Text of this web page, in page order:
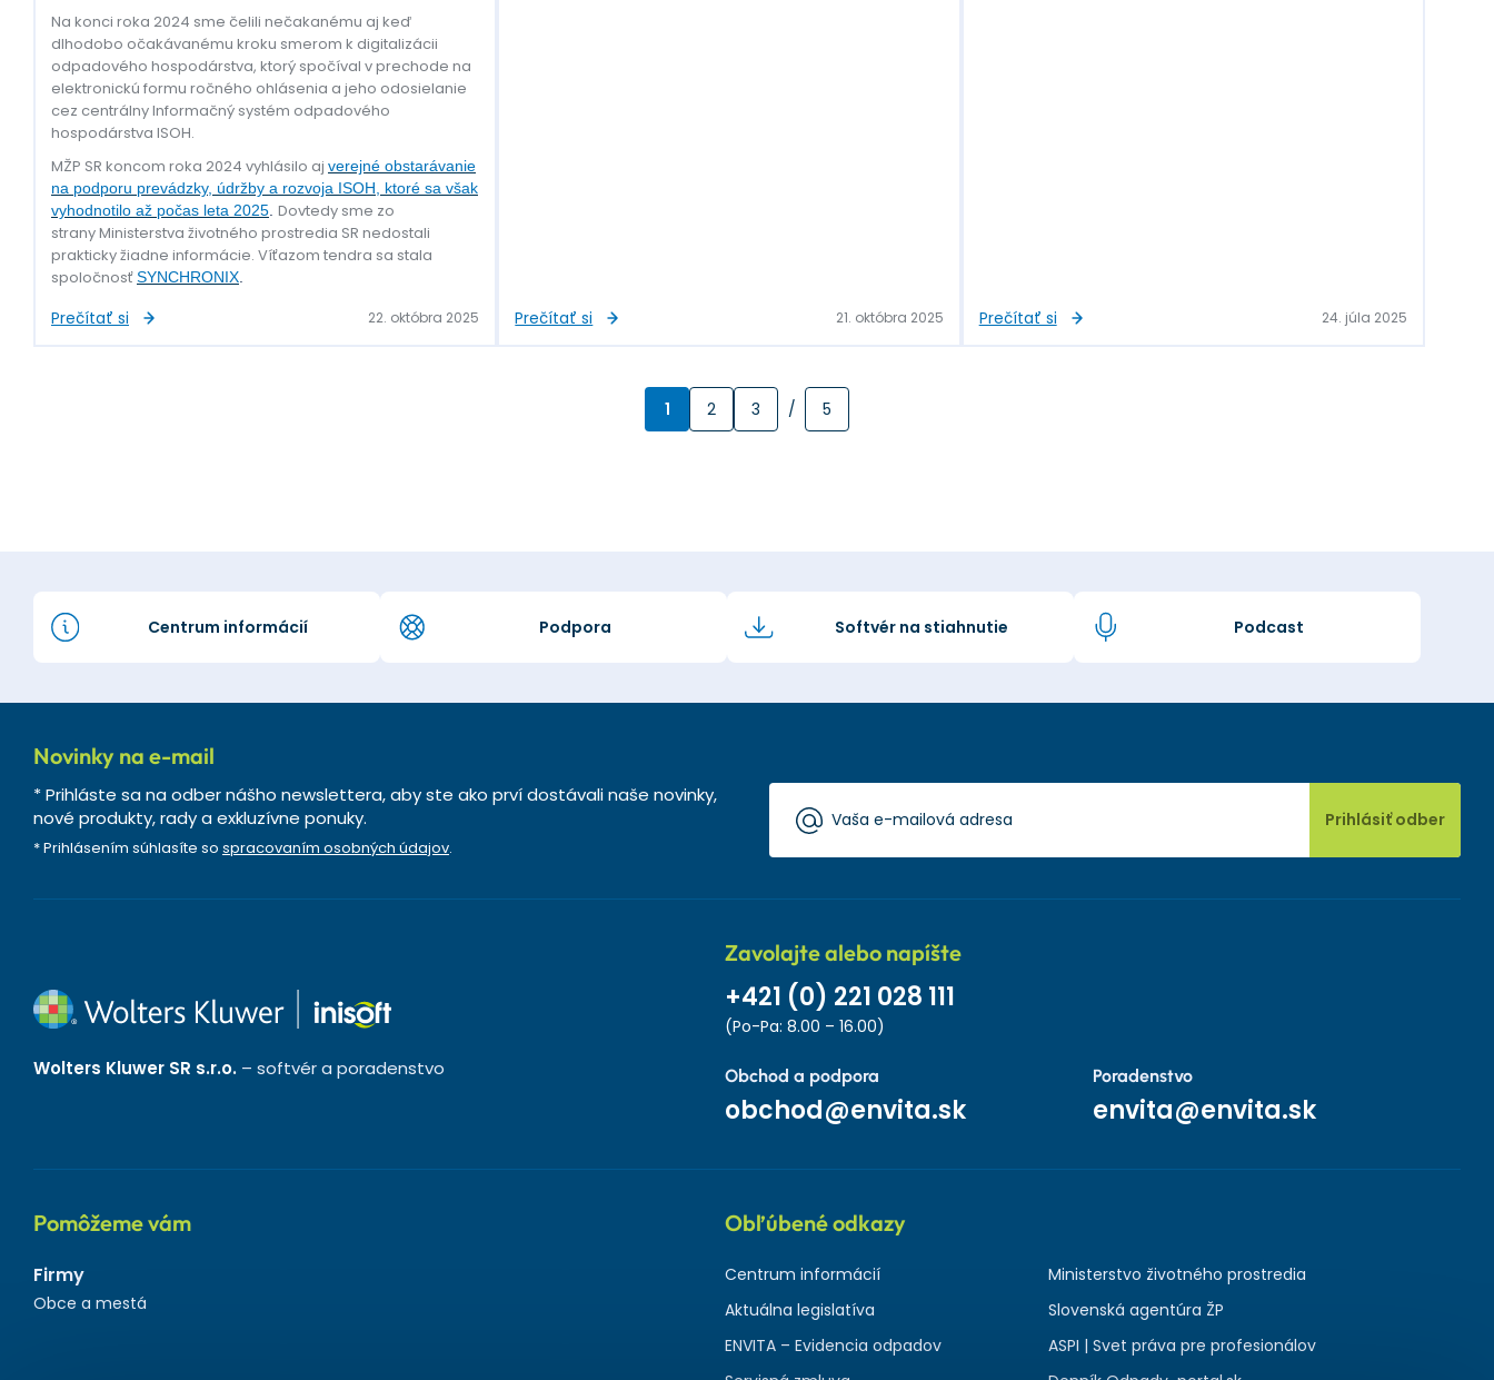
Na konci roka 2024 sme čelili nečakanému aj keď
dlhodobo očakávanému kroku smerom k digitalizácii
odpadového hospodárstva, ktorý spočíval v prechode na
elektronickú formu ročného ohlásenia a jeho odosielanie
cez centrálny Informačný systém odpadového
hospodárstva ISOH.
MŽP SR koncom roka 2024 vyhlásilo aj verejné obstarávanie
na podporu prevádzky, údržby a rozvoja ISOH , ktoré sa však
vyhodnotilo až počas leta 2025 Dovtedy sme zo
strany Ministerstva životného prostredia SR nedostali
prakticky žiadne informácie. Víťazom tendra sa stala
spoločnosťSYNCHRONIX
Prečítať si 22. októbra 2025 Prečítať si 21. októbra 2025 Prečítať si 24. júla 2025
1 2 3 / 5
Centrum informácií Podpora Softvér na stiahnutie Podcast
Novinky na e-mail
* Prihláste sa na odber nášho newslettera, aby ste ako prví dostávali naše novinky,
nové produkty, rady a exkluzívne ponuky.
* Prihlásením súhlasíte so spracovaním osobných údajov.
Prihlásiť odber
Wolters Kluwer SR s.r.o. – softvér a poradenstvo
Zavolajte alebo napíšte
+421 (0) 221 028 111
(Po-Pa: 8.00 – 16.00)
Obchod a podpora
obchod@envita.sk
Poradenstvo
envita@envita.sk
Pomôžeme vám
Firmy
Obce a mestá
Obľúbené odkazy
Centrum informácií
Aktuálna legislatíva
ENVITA – Evidencia odpadov
Ministerstvo životného prostredia
Slovenská agentúra ŽP
ASPI | Svet práva pre profesionálov